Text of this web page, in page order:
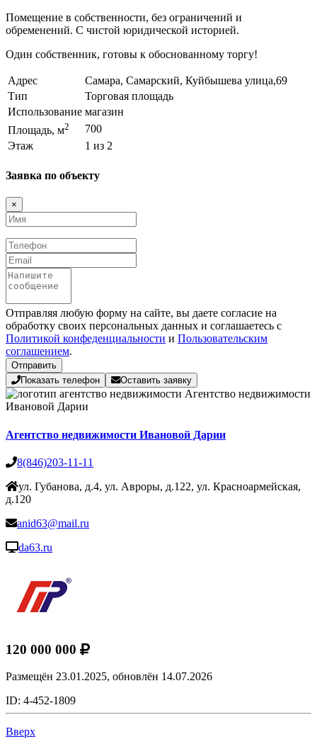
Помещение в собственности, без ограничений и
обременений. С чистой юридической историей.
Один собственник, готовы к обоснованному торгу!
Адрес
Самара, Самарский, Куйбышева улица,69
Тип
Торговая площадь
Использование магазин
Площадь, м2
700
Этаж
1 из 2
Заявка по объекту
×
Имя
Телефон
Email
Сообщение
Отправляя любую форму на сайте, вы даете согласие на
обработку своих персональных данных и соглашаетесь с
Политикой конфеденциальности и Пользовательским
соглашением.
Отправить
Показать телефон
Оставить заявку
Агентство недвижимости Ивановой Дарии
8(846)203-11-11
ул. Губанова, д.4, ул. Авроры, д.122, ул. Красноармейская,
д.120
anid63@mail.ru
da63.ru
120 000 000
Размещён 23.01.2025, обновлён 14.07.2026
ID: 4-452-1809
Вверх